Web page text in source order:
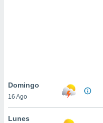
similares
como
Domingo
16 Ago
Lunes